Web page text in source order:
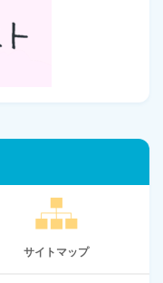
サイトマップ